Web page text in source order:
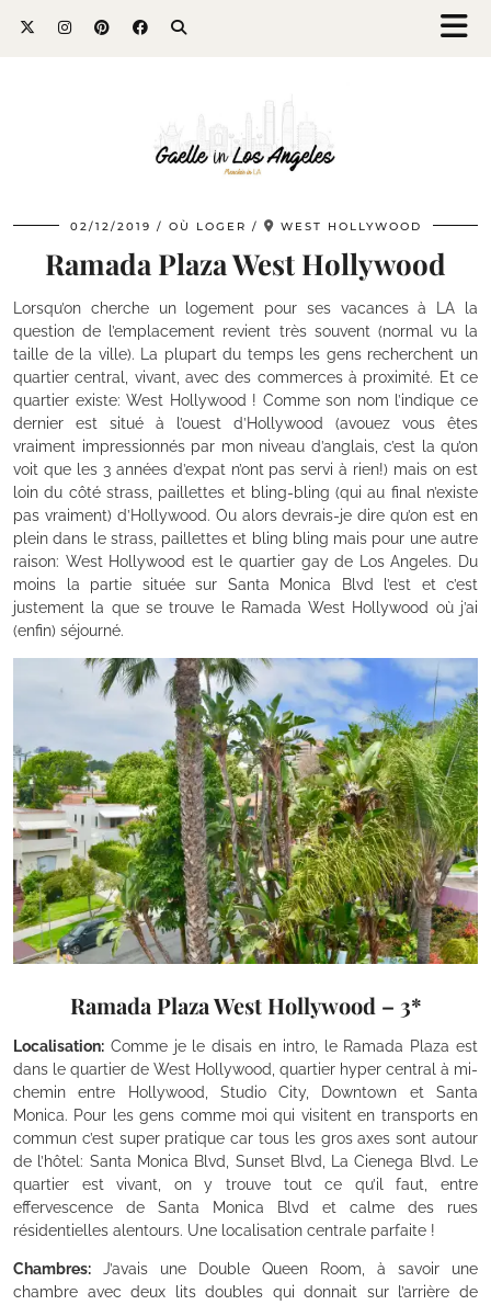
02/12/2019 OÙ LOGER WEST HOLLYWOOD
Ramada Plaza West Hollywood
Lorsqu’on cherche un logement pour ses vacances à LA la
question de l’emplacement revient très souvent (normal vu la
taille de la ville). La plupart du temps les gens recherchent un
quartier central, vivant, avec des commerces à proximité. Et ce
quartier existe: West Hollywood ! Comme son nom l’indique ce
dernier est situé à l’ouest d’Hollywood (avouez vous êtes
vraiment impressionnés par mon niveau d’anglais, c’est la qu’on
voit que les 3 années d’expat n’ont pas servi à rien!) mais on est
loin du côté strass, paillettes et bling-bling (qui au final n’existe
pas vraiment) d’Hollywood. Ou alors devrais-je dire qu’on est en
plein dans le strass, paillettes et bling bling mais pour une autre
raison: West Hollywood est le quartier gay de Los Angeles. Du
moins la partie située sur Santa Monica Blvd l’est et c’est
justement la que se trouve le Ramada West Hollywood où j’ai
(enfin) séjourné.
Ramada Plaza West Hollywood – 3*
Localisation: Comme je le disais en intro, le Ramada Plaza est
dans le quartier de West Hollywood, quartier hyper central à mi-
chemin entre Hollywood, Studio City, Downtown et Santa
Monica. Pour les gens comme moi qui visitent en transports en
commun c’est super pratique car tous les gros axes sont autour
de l’hôtel: Santa Monica Blvd, Sunset Blvd, La Cienega Blvd. Le
quartier est vivant, on y trouve tout ce qu’il faut, entre
effervescence de Santa Monica Blvd et calme des rues
résidentielles alentours. Une localisation centrale parfaite !
Chambres: J’avais une Double Queen Room, à savoir une
chambre avec deux lits doubles qui donnait sur l’arrière de